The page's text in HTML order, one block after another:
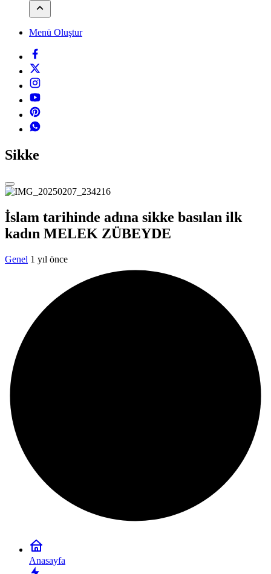
Menü Oluştur
Sikke
İslam tarihinde adına sikke basılan ilk
kadın MELEK ZÜBEYDE
Genel 1 yıl önce
Anasayfa